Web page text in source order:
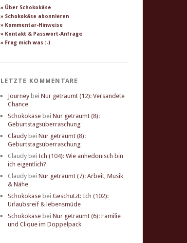
» Über Schokokäse
» Schokokäse abonnieren
» Kommentar-Hinweise
» Kontakt & Passwort-Anfrage
» Frag mich was :-)
LETZTE KOMMENTARE
Journey bei Nur geträumt (12): Versandete
Chance
Schokokäse bei Nur geträumt (8):
Geburtstagsüberraschung
Claudy bei Nur geträumt (8):
Geburtstagsüberraschung
Claudy bei Ich (104): Wie anhedonisch bin
ich eigentlich?
Claudy bei Nur geträumt (7): Arbeit, Musik
& Nähe
Schokokäse bei Geschützt: Ich (102):
Urlaubsreif & lebensmüde
Schokokäse bei Nur geträumt (6): Familie
und Clique im Doppelpack